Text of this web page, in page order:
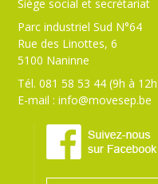
Siège social et secrétariat
Parc industriel Sud N°64
Rue des Linottes, 6
5100 Naninne
Tél. 081 58 53 44 (9h à
E-mail :info@movesep.be